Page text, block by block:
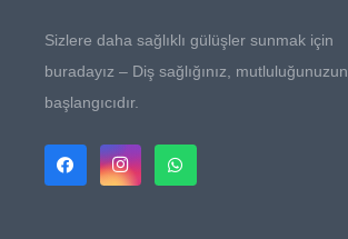
Sizlere daha sağlıklı gülüşler sunmak için
buradayız – Diş sağlığınız, mutluluğunuzun
başlangıcıdır.